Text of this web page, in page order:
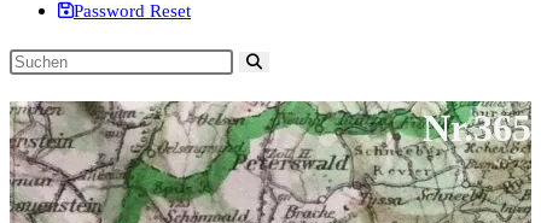
Password Reset
Diese
durchsuchen
Nr.365